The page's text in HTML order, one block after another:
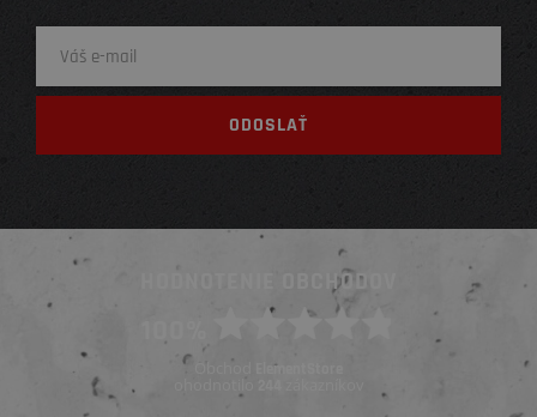
HODNOTENIE OBCHODOV
Obchod ElementStore
ohodnotilo